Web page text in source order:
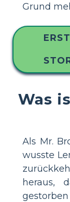
Grund
Was
Als Mr.
wusste
heraus,